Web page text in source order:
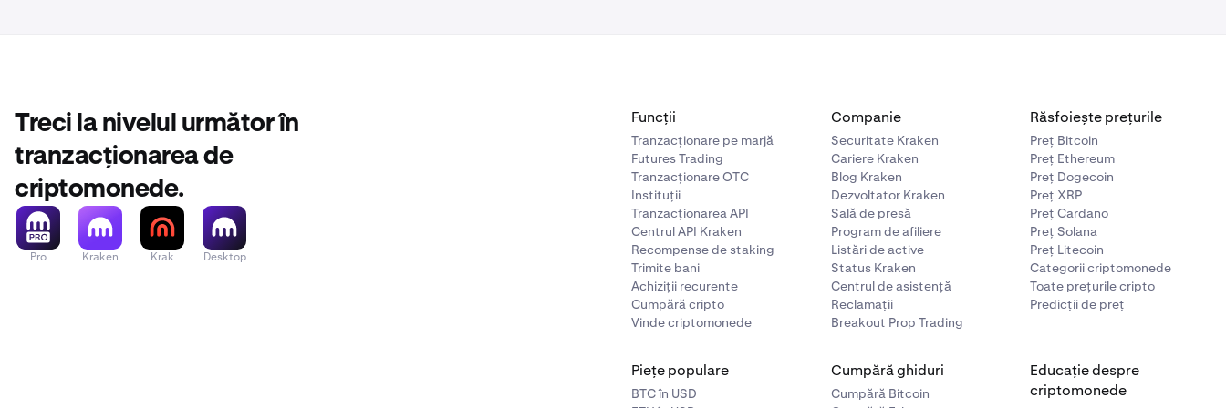
Schemele de comisioane pentru contracte futures pot varia în funcție de jurisdicția ta.
Treci la nivelul următor în
tranzacționarea de
criptomonede.
Pro Kraken Krak Desktop
Funcții
Tranzacționare pe marjă
Futures Trading
Tranzacționare OTC
Instituții
Tranzacționarea API
Centrul API Kraken
Recompense de staking
Trimite bani
Achiziții recurente
Cumpără cripto
Vinde criptomonede
Companie
Securitate Kraken
Cariere Kraken
Blog Kraken
Dezvoltator Kraken
Sală de presă
Program de afiliere
Listări de active
Status Kraken
Centrul de asistență
Reclamații
Breakout Prop Trading
Răsfoiește prețurile
Preț Bitcoin
Preț Ethereum
Preț Dogecoin
Preț XRP
Preț Cardano
Preț Solana
Preț Litecoin
Categorii criptomonede
Toate prețurile cripto
Predicții de preț
Piețe populare
BTC în USD
Cumpără ghiduri
Cumpără Bitcoin
Educație despre
criptomonede